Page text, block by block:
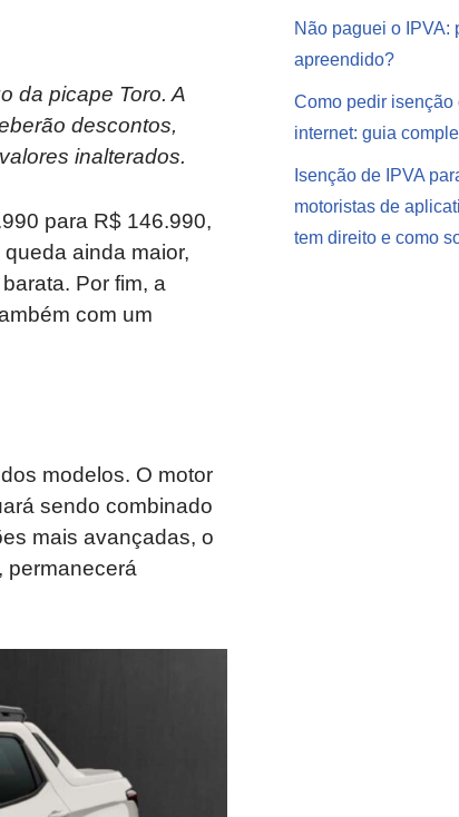
da picape Toro. A
descontos,
inalterados.
para R$ 146.990,
ainda maior,
Por fim, a
com um
modelos. O motor
sendo combinado
mais avançadas, o
permanecerá
Não paguei o IPVA:
apreendido?
Como pedir isenção
internet: guia
Isenção de IPVA
motoristas de
tem direito e como